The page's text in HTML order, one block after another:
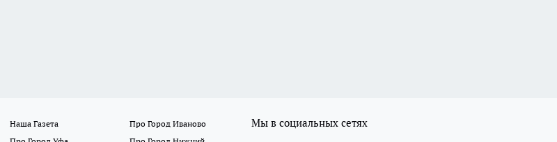
Наша Газета
Про Город Иваново
Мы в социальных сетях